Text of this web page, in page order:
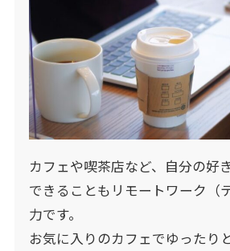
カフェや喫茶店など、自分の好
できることもリモートワーク（
力です。
お気に入りのカフェでゆったり